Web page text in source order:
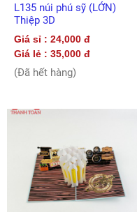
L135 núi phú sỹ (LỚN)
Thiệp 3D
Giá sỉ : 24,000 đ
Giá lẻ : 35,000 đ
(Đã hết hàng)